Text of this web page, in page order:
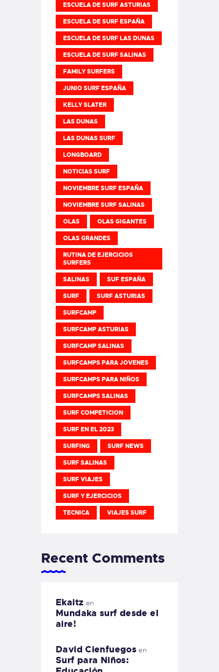
ESCUELA DE SURF ASTURIAS
ESCUELA DE SURF ESPAÑA
ESCUELA DE SURF LAS DUNAS
ESCUELA DE SURF SALINAS
FAMILY SURFERS
JUNIO SURF ESPAÑA
KELLY SLATER
LAS DUNAS
LAS DUNAS SURF
LONGBOARD
NOTICIAS SURF
NOVIEMBRE SURF ESPAÑA
NOVIEMBRE SURF SALINAS
OLAS OLAS GIGANTES
OLAS GRANDES
RUTINA DE EJERCICIOS
SURFERS
SALINAS SUF ESPAÑA
SURF SURF ASTURIAS
SURFCAMP
SURFCAMP ASTURIAS
SURFCAMP SALINAS
SURFCAMPS PARA JOVENES
SURFCAMPS PARA NIÑOS
SURFCAMPS SALINAS
SURF COMPETICION
SURF EN EL 2023
SURFING SURF NEWS
SURF SALINAS
SURF VIAJES
SURF Y EJERCICIOS
TECNICA VIAJES SURF
Recent Comments
Ekaitz en
Mundaka surf desde el
aire!
David Cienfuegos en
Surf para Niños: